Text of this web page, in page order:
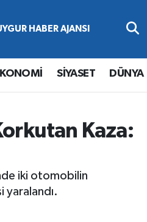
SİYASET DÜNYA
Kaza:
iki otomobilin
yaralandı.
ve Fikstür